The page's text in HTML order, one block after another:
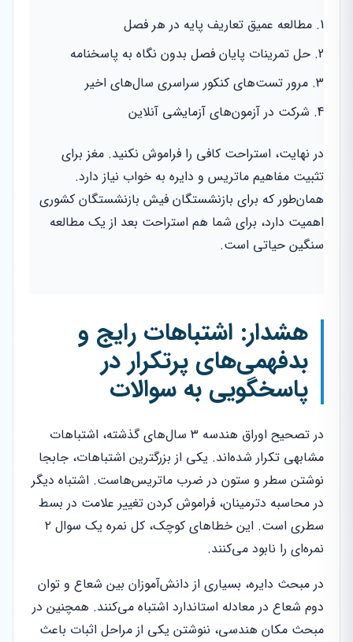
مطالعه عمیق تعاریف پایه در هر فصل
حل تمرینات پایان فصل بدون نگاه به پاسخنامه
مرور تست‌های کنکور سراسری سال‌های اخیر
شرکت در آزمون‌های آزمایشی آنلاین
در نهایت، استراحت کافی را فراموش نکنید. مغز برای
تثبیت مفاهیم ماتریس و دایره به خواب نیاز دارد.
همان‌طور که برای بازنشستگان فیش بازنشستگان کشوری
اهمیت دارد، برای شما هم استراحت بعد از یک مطالعه
سنگین حیاتی است.
هشدار: اشتباهات رایج و
بدفهمی‌های پرتکرار در
پاسخگویی به سوالات
در تصحیح اوراق هندسه ۳ سال‌های گذشته، اشتباهات
مشابهی تکرار شده‌اند. یکی از بزرگترین اشتباهات، جابجا
نوشتن سطر و ستون در ضرب ماتریس‌هاست. اشتباه دیگر
در محاسبه دترمینان، فراموش کردن تغییر علامت در بسط
سطری است. این خطاهای کوچک، کل نمره یک سوال ۲
نمره‌ای را نابود می‌کنند.
در مبحث دایره، بسیاری از دانش‌آموزان بین شعاع و توان
دوم شعاع در معادله استاندارد اشتباه می‌کنند. همچنین در
مبحث مکان هندسی، ننوشتن یکی از مراحل اثبات باعث